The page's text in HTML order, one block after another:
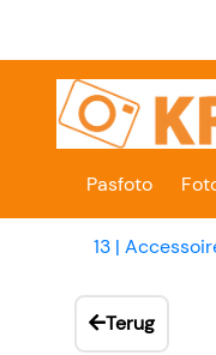
Pasfoto
13 |
Terug